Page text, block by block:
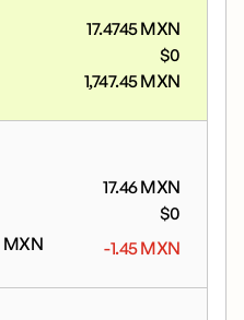
17.4745MXN
$0
1,747.45MXN
17.46MXN
$0
MXN -1.45MXN